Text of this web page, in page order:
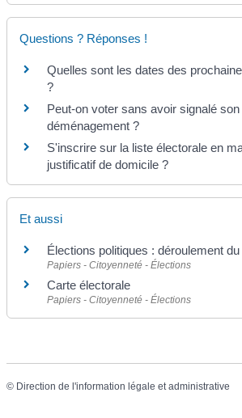
Questions ? Réponses !
Quelles sont les dates des
?
Peut-on voter sans avoir signalé son
déménagement ?
S'inscrire sur la liste électorale en
justificatif de domicile ?
Et aussi
Élections politiques : déroulement
Papiers - Citoyenneté - Élections
Carte électorale
Papiers - Citoyenneté - Élections
© Direction de l'information légale et administrative